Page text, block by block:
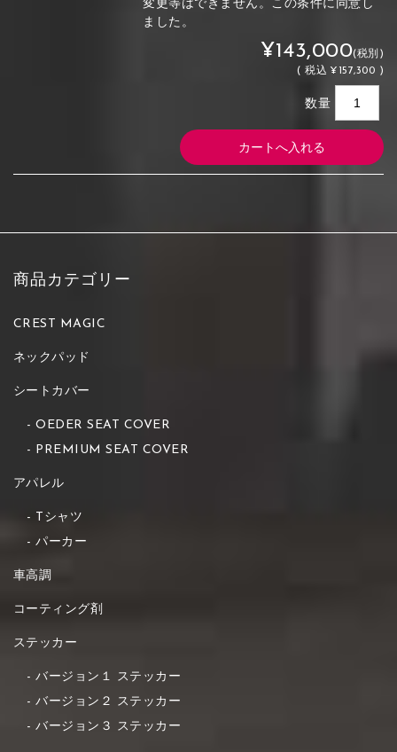
変更等はできません。この条件に同意し
ました。
¥143,000(税別)
(税込 ¥157,300 )
数量
商品カテゴリー
CREST MAGIC
ネックパッド
シートカバー
OEDER SEAT COVER
PREMIUM SEAT COVER
アパレル
Tシャツ
パーカー
車高調
コーティング剤
ステッカー
バージョン１ ステッカー
バージョン２ ステッカー
バージョン３ ステッカー